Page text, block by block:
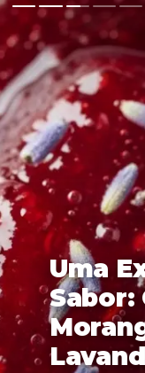
Uma
Sabor: